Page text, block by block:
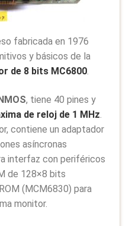
fabricada en 1976
y básicos de la
de 8 bits MC6800.
, tiene 40 pines y
de reloj de 1 MHz.
contiene un adaptador
asíncronas
interfaz con periféricos
de 128×8 bits
(MCM6830) para
monitor.